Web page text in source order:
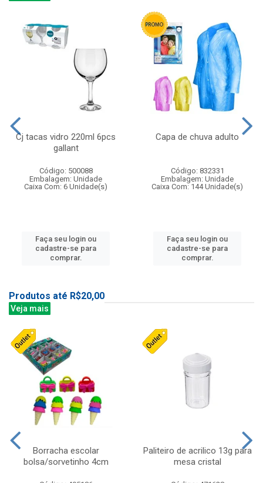
Cj tacas vidro 220ml 6pcs
gallant
Código: 500088
Embalagem: Unidade
Caixa Com: 6 Unidade(s)
Faça seu login ou
cadastre-se para
comprar.
Capa de chuva adulto
Código: 832331
Embalagem: Unidade
Caixa Com: 144 Unidade(s)
Faça seu login ou
cadastre-se para
comprar.
Produtos até R$20,00
Veja mais
Borracha escolar
bolsa/sorvetinho 4cm
Paliteiro de acrilico 13g para
mesa cristal